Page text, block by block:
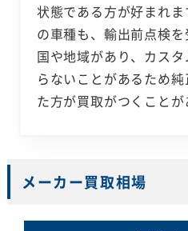
状態である方が好まれ
の車種も、輸出前点検
国や地域があり、カス
らないことがあるため
た方が買取がつくことが
メーカー買取相場